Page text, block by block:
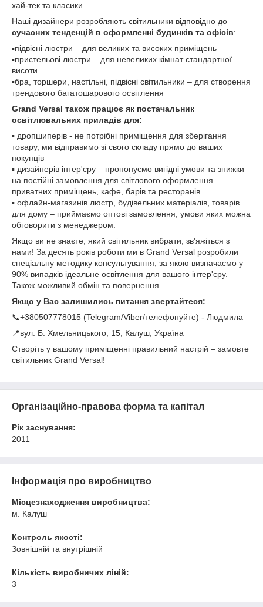
хай-тек та класики.
Наші дизайнери розробляють світильники відповідно до
сучасних тенденцій в оформленні будинків та офісів:
▪️підвісні люстри – для великих та високих приміщень
▪️пристельові люстри – для невеликих кімнат стандартної
висоти
▪️бра, торшери, настільні, підвісні світильники – для створення
трендового багатошарового освітлення
Grand Versal також працює як постачальник
освітлювальних приладів для:
▪️ дропшиперів - не потрібні приміщення для зберігання
товару, ми відправимо зі свого складу прямо до ваших
покупців
▪️ дизайнерів інтер'єру – пропонуємо вигідні умови та знижки
на постійні замовлення для світлового оформлення
приватних приміщень, кафе, барів та ресторанів
▪️ офлайн-магазинів люстр, будівельних матеріалів, товарів
для дому – приймаємо оптові замовлення, умови яких можна
обговорити з менеджером.
Якщо ви не знаєте, який світильник вибрати, зв'яжіться з
нами! За десять років роботи ми в Grand Versal розробили
спеціальну методику консультування, за якою визначаємо у
90% випадків ідеальне освітлення для вашого інтер'єру.
Також можливий обмін та повернення.
Якщо у Вас залишились питання звертайтеся:
📞+380507778015 (Telegram/Viber/телефонуйте) - Людмила
📍вул. Б. Хмельницького, 15, Калуш, Україна
Створіть у вашому приміщенні правильний настрій – замовте
світильник Grand Versal!
Організаційно-правова форма та капітал
Рік заснування:
2011
Інформація про виробництво
Місцезнаходження виробництва:
м. Калуш
Контроль якості:
Зовнішній та внутрішній
Кількість виробничих ліній:
3